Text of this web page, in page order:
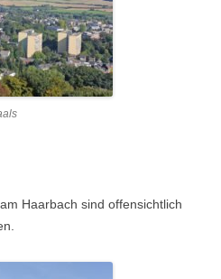
Haarbach sind offensichtlich